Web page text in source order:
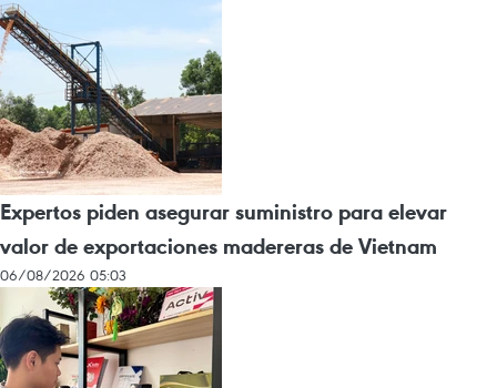
Expertos piden asegurar suministro para elevar
valor de exportaciones madereras de Vietnam
06/08/2026 05:03